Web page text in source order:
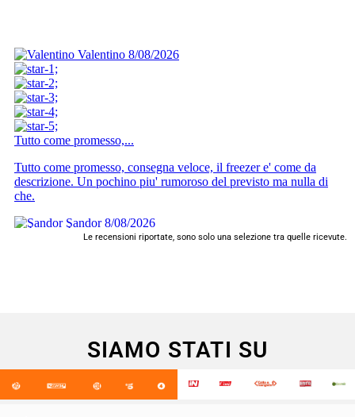
Le recensioni riportate, sono solo una selezione tra quelle ricevute.
SIAMO STATI SU